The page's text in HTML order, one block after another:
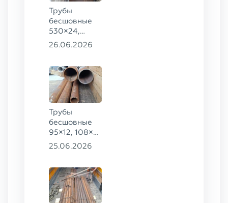
Трубы
бесшовные
530×24,
273×40 ГОСТ
26.06.2026
Трубы
бесшовные
95×12, 108×6,
159×32,
09Г2С
25.06.2026